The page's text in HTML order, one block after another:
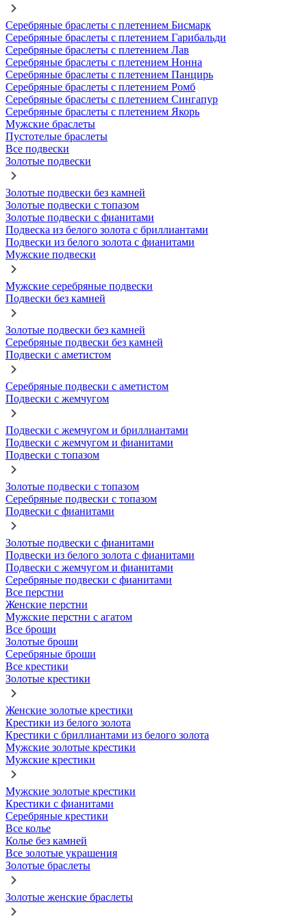
Серебряные браслеты с плетением Бисмарк
Серебряные браслеты с плетением Гарибальди
Серебряные браслеты с плетением Лав
Серебряные браслеты с плетением Нонна
Серебряные браслеты с плетением Панцирь
Серебряные браслеты с плетением Ромб
Серебряные браслеты с плетением Сингапур
Серебряные браслеты с плетением Якорь
Мужские браслеты
Пустотелые браслеты
Все подвески
Золотые подвески
Золотые подвески без камней
Золотые подвески с топазом
Золотые подвески с фианитами
Подвеска из белого золота с бриллиантами
Подвески из белого золота с фианитами
Мужские подвески
Мужские серебряные подвески
Подвески без камней
Золотые подвески без камней
Серебряные подвески без камней
Подвески с аметистом
Серебряные подвески с аметистом
Подвески с жемчугом
Подвески с жемчугом и бриллиантами
Подвески с жемчугом и фианитами
Подвески с топазом
Золотые подвески с топазом
Серебряные подвески с топазом
Подвески с фианитами
Золотые подвески с фианитами
Подвески из белого золота с фианитами
Подвески с жемчугом и фианитами
Серебряные подвески с фианитами
Все перстни
Женские перстни
Мужские перстни с агатом
Все броши
Золотые броши
Серебряные броши
Все крестики
Золотые крестики
Женские золотые крестики
Крестики из белого золота
Крестики с бриллиантами из белого золота
Мужские золотые крестики
Мужские крестики
Мужские золотые крестики
Крестики с фианитами
Серебряные крестики
Все колье
Колье без камней
Все золотые украшения
Золотые браслеты
Золотые женские браслеты